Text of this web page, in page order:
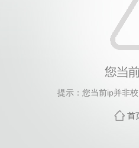
提示：您当前ip并非
首